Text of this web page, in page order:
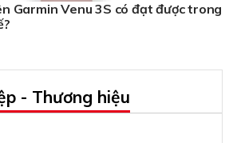
Garmin Venu 3S có đạt được trong
- Thương hiệu